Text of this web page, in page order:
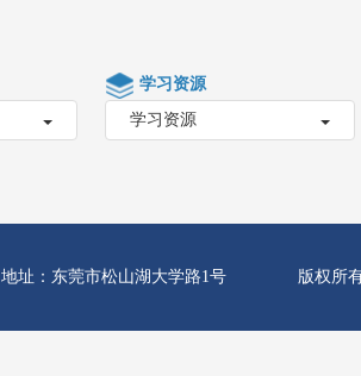
学习资源
学习资源
地址：东莞市松山湖大学路1号 版权所